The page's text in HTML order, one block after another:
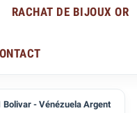
RACHAT DE BIJOUX OR
Bolivar - Vénézuela Argent